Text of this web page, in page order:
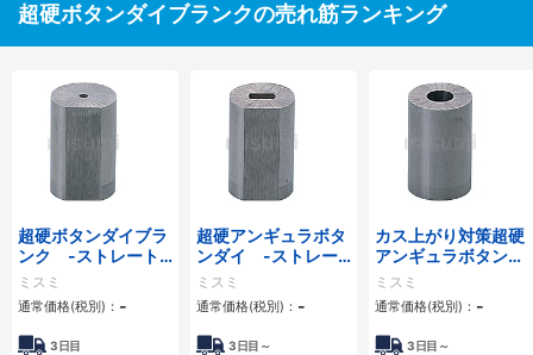
超硬ボタンダイブランクの売れ筋ランキング
超硬ボタンダイブラ
ンク -ストレート
タイプ-
ミスミ
通常価格(税別)： -
3日目
超硬アンギュラボタ
ンダイ -ストレー
トタイプ-
ミスミ
通常価格(税別)： -
3日目～
カス上がり対策超硬
アンギュラボタンダ
イ -ストレートタ
イプ-
ミスミ
通常価格(税別)： -
3日目～